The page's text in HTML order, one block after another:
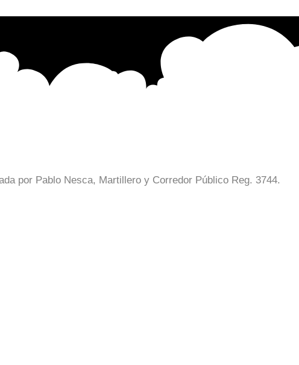
por Pablo Nesca, Martillero y Corredor Público Reg. 3744.